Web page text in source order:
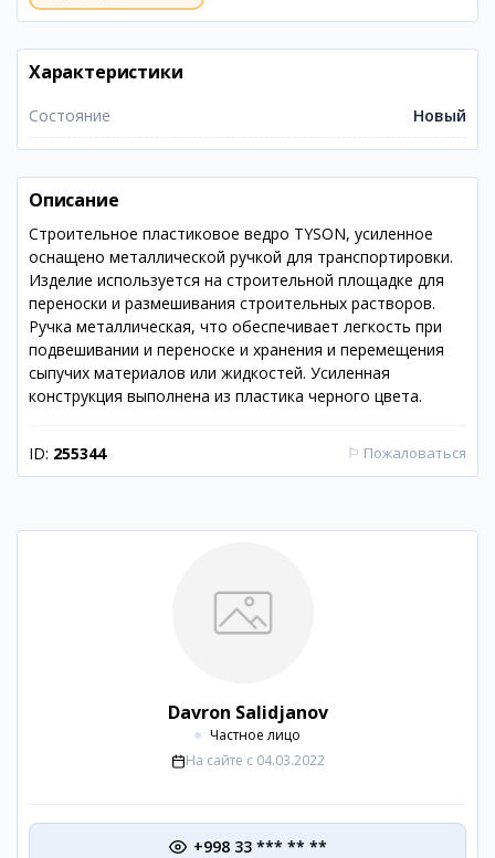
Характеристики
Состояние Новый
Описание
Строительное пластиковое ведро TYSON, усиленное
оснащено металлической ручкой для транспортировки.
Изделие используется на строительной площадке для
переноски и размешивания строительных растворов.
Ручка металлическая, что обеспечивает легкость при
подвешивании и переноске и хранения и перемещения
сыпучих материалов или жидкостей. Усиленная
конструкция выполнена из пластика черного цвета.
ID: 255344 ⚐ Пожаловаться
Davron Salidjanov
Частное лицо
На сайте с 04.03.2022
+998 33 *** ** **